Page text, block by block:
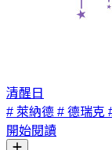
清醒日
# 萊納德 # 德瑞克
開始閱讀